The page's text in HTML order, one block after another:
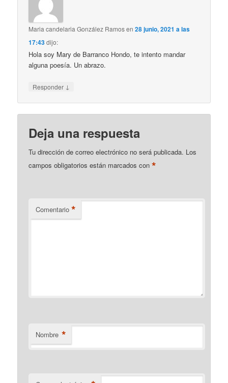
Maria candelaria González Ramosen28 junio, 2021 a las
17:43dijo:
Hola soy Mary de Barranco Hondo, te intento mandar
alguna poesía. Un abrazo.
Responder ↓
Deja una respuesta
Tu dirección de correo electrónico no será publicada. Los
campos obligatorios están marcados con*
Comentario *
Nombre *